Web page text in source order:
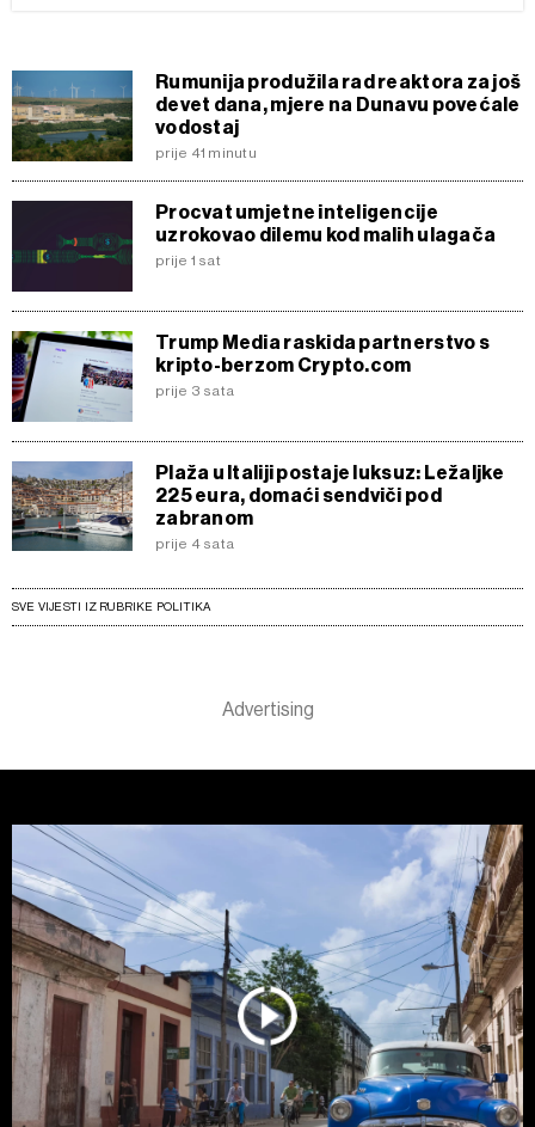
Rumunija produžila rad reaktora za još
devet dana, mjere na Dunavu povećale
vodostaj
prije 41 minutu
Procvat umjetne inteligencije
uzrokovao dilemu kod malih ulagača
prije 1 sat
Trump Media raskida partnerstvo s
kripto-berzom Crypto.com
prije 3 sata
Plaža u Italiji postaje luksuz: Ležaljke
225 eura, domaći sendviči pod
zabranom
prije 4 sata
SVE VIJESTI IZ RUBRIKE POLITIKA